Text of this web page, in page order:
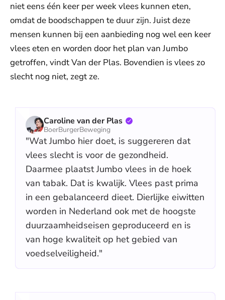
niet eens één keer per week vlees kunnen eten,
omdat de boodschappen te duur zijn. Juist deze
mensen kunnen bij een aanbieding nog wel een keer
vlees eten en worden door het plan van Jumbo
getroffen, vindt Van der Plas. Bovendien is vlees zo
slecht nog niet, zegt ze.
Caroline van der Plas
BoerBurgerBeweging
"Wat Jumbo hier doet, is suggereren dat
vlees slecht is voor de gezondheid.
Daarmee plaatst Jumbo vlees in de hoek
van tabak. Dat is kwalijk. Vlees past prima
in een gebalanceerd dieet. Dierlijke eiwitten
worden in Nederland ook met de hoogste
duurzaamheidseisen geproduceerd en is
van hoge kwaliteit op het gebied van
voedselveiligheid."